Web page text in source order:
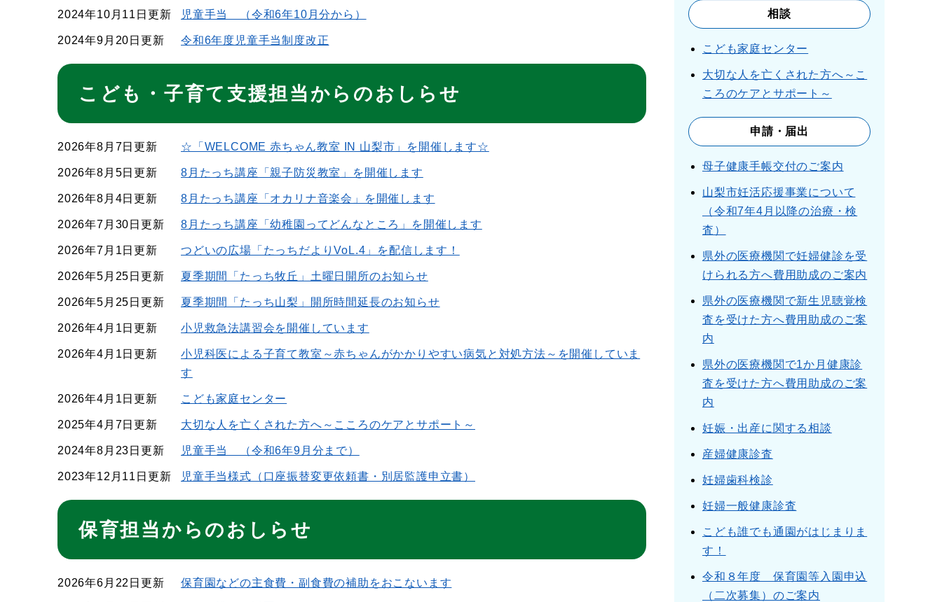
2024年10月11日更新 児童手当 （令和6年10月分から）
2024年9月20日更新 令和6年度児童手当制度改正
こども・子育て支援担当からのおしらせ
2026年8月7日更新 ☆「WELCOME 赤ちゃん教室 IN 山梨市」を開催します☆
2026年8月5日更新 8月たっち講座「親子防災教室」を開催します
2026年8月4日更新 8月たっち講座「オカリナ音楽会」を開催します
2026年7月30日更新 8月たっち講座「幼稚園ってどんなところ」を開催します
2026年7月1日更新 つどいの広場「たっちだよりVoL.4」を配信します！
2026年5月25日更新 夏季期間「たっち牧丘」土曜日開所のお知らせ
2026年5月25日更新 夏季期間「たっち山梨」開所時間延長のお知らせ
2026年4月1日更新 小児救急法講習会を開催しています
2026年4月1日更新
小児科医による子育て教室～赤ちゃんがかかりやすい病気と対処方法～を開催していま
す
2026年4月1日更新 こども家庭センター
2025年4月7日更新 大切な人を亡くされた方へ～こころのケアとサポート～
2024年8月23日更新 児童手当 （令和6年9月分まで）
2023年12月11日更新 児童手当様式（口座振替変更依頼書・別居監護申立書）
保育担当からのおしらせ
2026年6月22日更新 保育園などの主食費・副食費の補助をおこないます
相談
こども家庭センター
大切な人を亡くされた方へ～こ
ころのケアとサポート～
申請・届出
母子健康手帳交付のご案内
山梨市妊活応援事業について
（令和7年4月以降の治療・検
査）
県外の医療機関で妊婦健診を受
けられる方へ費用助成のご案内
県外の医療機関で新生児聴覚検
査を受けた方へ費用助成のご案
内
県外の医療機関で1か月健康診
査を受けた方へ費用助成のご案
内
妊娠・出産に関する相談
産婦健康診査
妊婦歯科検診
妊婦一般健康診査
こども誰でも通園がはじまりま
す！
令和８年度 保育園等入園申込
（二次募集）のご案内